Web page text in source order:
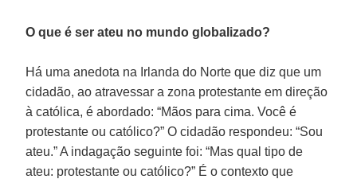
O que é ser ateu no mundo globalizado?
Há uma anedota na Irlanda do Norte que diz que um
cidadão, ao atravessar a zona protestante em direção
à católica, é abordado: “Mãos para cima. Você é
protestante ou católico?” O cidadão respondeu: “Sou
ateu.” A indagação seguinte foi: “Mas qual tipo de
ateu: protestante ou católico?” É o contexto que